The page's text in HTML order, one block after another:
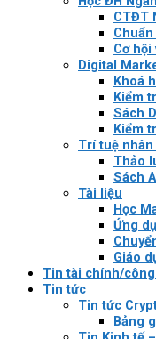
CTĐT
Cơ hội
Digital
Khoá
Kiểm
Sách
Kiểm
Trí tuệ nhân
Thảo
Sách
Tài liệu
Học
Ứng
Giáo
Tin tài chính/
Tin tức
Tin tức
Bảng